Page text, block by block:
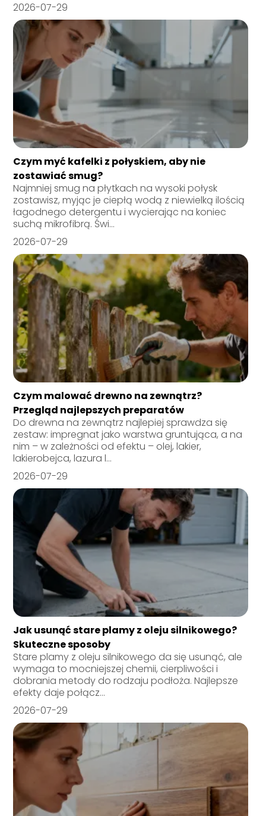
2026-07-29
Czym myć kafelki z połyskiem, aby nie
zostawiać smug?
Najmniej smug na płytkach na wysoki połysk
zostawisz, myjąc je ciepłą wodą z niewielką ilością
łagodnego detergentu i wycierając na koniec
suchą mikrofibrą. Świ...
2026-07-29
Czym malować drewno na zewnątrz?
Przegląd najlepszych preparatów
Do drewna na zewnątrz najlepiej sprawdza się
zestaw: impregnat jako warstwa gruntująca, a na
nim – w zależności od efektu – olej, lakier,
lakierobejca, lazura l...
2026-07-29
Jak usunąć stare plamy z oleju silnikowego?
Skuteczne sposoby
Stare plamy z oleju silnikowego da się usunąć, ale
wymaga to mocniejszej chemii, cierpliwości i
dobrania metody do rodzaju podłoża. Najlepsze
efekty daje połącz...
2026-07-29